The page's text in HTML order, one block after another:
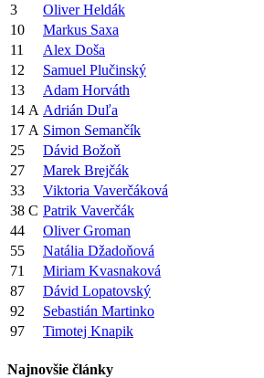
3
Oliver Heldák
10
Markus Saxa
11
Alex Doša
12
Samuel Plučinský
13
Adam Horváth
14 A Adrián Duľa
17 A Simon Semančík
25
Dávid Božoň
27
Marek Brejčák
33
Viktoria Vaverčáková
38 C Patrik Vaverčák
44
Oliver Groman
55
Natália Džadoňová
71
Miriam Kvasnaková
87
Dávid Lopatovský
92
Sebastián Martinko
97
Timotej Knapik
Najnovšie články